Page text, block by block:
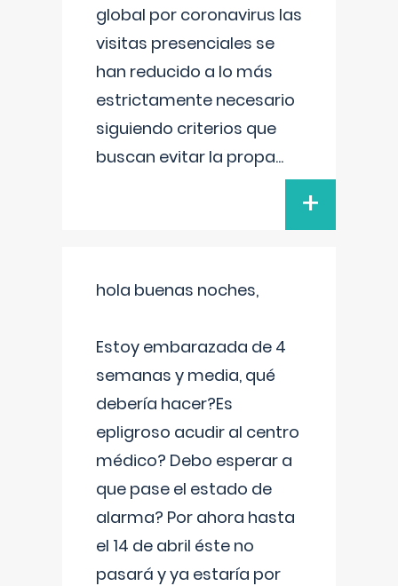
global por coronavirus las
visitas presenciales se
han reducido a lo más
estrictamente necesario
siguiendo criterios que
buscan evitar la propa...
+
hola buenas noches,
Estoy embarazada de 4
semanas y media, qué
debería hacer?Es
epligroso acudir al centro
médico? Debo esperar a
que pase el estado de
alarma? Por ahora hasta
el 14 de abril éste no
pasará y ya estaría por